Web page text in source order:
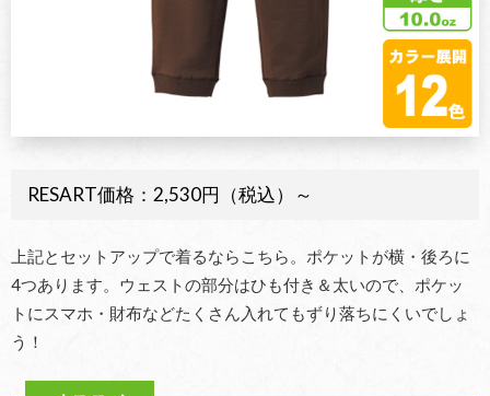
RESART価格：2,530円（税込）～
上記とセットアップで着るならこちら。ポケットが横・後ろに
4つあります。ウェストの部分はひも付き＆太いので、ポケッ
トにスマホ・財布などたくさん入れてもずり落ちにくいでしょ
う！